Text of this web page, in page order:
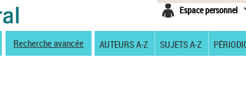
Espace personnel
Recherche avancée AUTEURS A-Z SUJETS A-Z